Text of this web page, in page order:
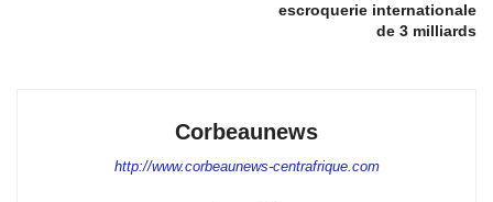
escroquerie internationale
de 3 milliards
Corbeaunews
http://www.corbeaunews-centrafrique.com